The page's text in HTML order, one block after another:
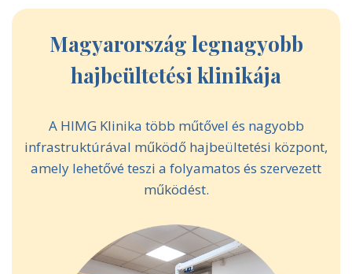
Magyarország legnagyobb
hajbeültetési klinikája
A HIMG Klinika több műtővel és nagyobb
infrastruktúrával működő hajbeültetési központ,
amely lehetővé teszi a folyamatos és szervezett
működést.